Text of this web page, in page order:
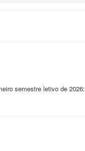
semestre letivo de 2026: